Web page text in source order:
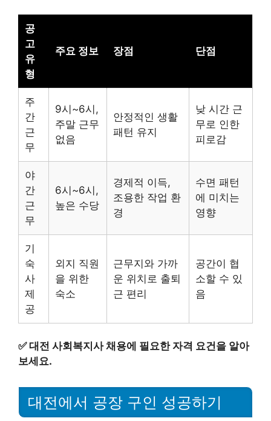
공
고
유
형
주요 정보 장점 단점
주
간
근
무
9시~6시,
주말 근무
없음
안정적인 생활
패턴 유지
낮 시간 근
무로 인한
피로감
야
간
근
무
6시~6시,
높은 수당
경제적 이득,
조용한 작업 환
경
수면 패턴
에 미치는
영향
기
숙
사
제
공
외지 직원
을 위한
숙소
근무지와 가까
운 위치로 출퇴
근 편리
공간이 협
소할 수 있
음
✅대전 사회복지사 채용에 필요한 자격 요건을 알아
보세요.
대전에서 공장 구인 성공하기